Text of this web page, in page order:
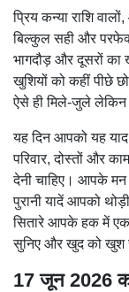
प्रिय कन्या राशि
बिल्कुल सही और
भागदौड़ और दूसरों
खुशियों को कहीं पीछे
ऐसे ही मिले-जुले
यह दिन आपको यह
परिवार, दोस्तों और
देनी चाहिए। आपके
पुरानी यादें आपको
सितारे आपके हक में
सुनिए और खुद को खुश
17 जून 2026